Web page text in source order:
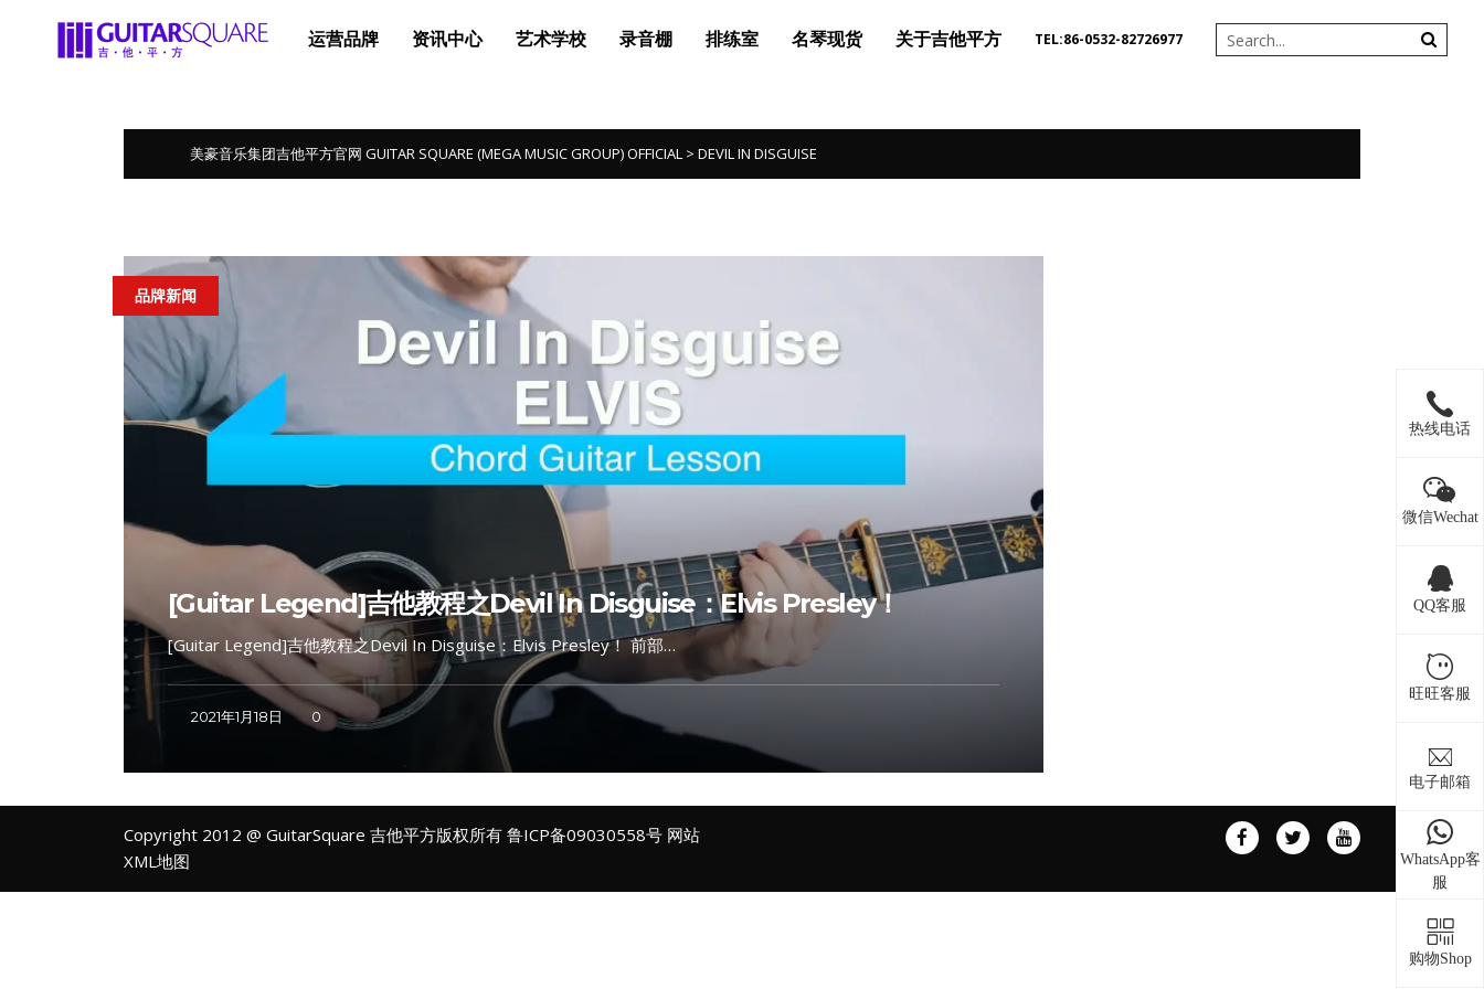
运营品牌 资讯中心 艺术学校 录音棚 排练室 名琴现货 关于吉他平方 TEL:86-0532-82726977
美豪音乐集团吉他平方官网 GUITAR SQUARE (MEGA MUSIC GROUP) OFFICIAL > DEVIL IN DISGUISE
品牌新闻
[Guitar Legend]吉他教程之Devil In Disguise：Elvis Presley！
[Guitar Legend]吉他教程之Devil In Disguise：Elvis Presley！ 前部…
2021年1月18日 0
热线电话
微信Wechat
QQ客服
旺旺客服
电子邮箱
WhatsApp客
服
购物Shop
Copyright 2012 @ GuitarSquare 吉他平方版权所有 鲁ICP备09030558号 网站
XML地图